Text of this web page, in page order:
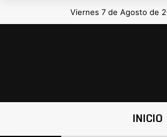
Viernes 7 de Agosto de
Hoy es
INICIO